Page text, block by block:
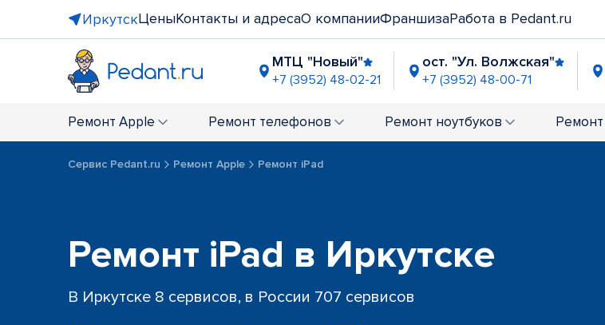
ИркутскЦеныКонтакты и адресаО компанииФраншизаРабота в Pedant.ru
МТЦ "Новый"
+7 (3952) 48-02-21
ост. "Ул. Волжская"
+7 (3952) 48-00-71
+7 (3952) 48-05-96 +7 (3952) 48-00-85
ТРЦ "ЯркоМолл"
+7 (3952) 48-02-10
Ремонт Apple Ремонт телефонов Ремонт ноутбуков Ремонт
Сервис Pedant.ru Ремонт Apple Ремонт iPad
Ремонт iPad в Иркутске
В Иркутске 8 сервисов, в России 707 сервисов